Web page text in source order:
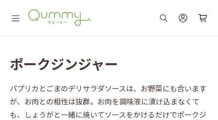
ポークジンジャー
パプリカとごまのデリサラダソースは、お野菜にも合います
が、お肉との相性は抜群。お肉を調味液に漬け込まなくて
も、しょうがと一緒に焼いてソースをかけるだけでポークジ